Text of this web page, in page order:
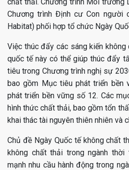
Chương trình Định cư Con người
Habitat) phối hợp tổ chức Ngày
Việc thúc đẩy các sáng kiến
quốc tế này có thể giúp thúc đẩy
tiêu trong Chương trình nghị sự
bao gồm Mục tiêu phát triển bền
phát triển bền vững số 12. Các
hình thức chất thải, bao gồm tổn
khai thác tài nguyên thiên nhiên và
Chủ đề Ngày Quốc tế không chất
không chất thải trong ngành thời
mạnh nhu cầu hành động trong